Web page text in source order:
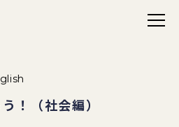
メニ
！（社会編）